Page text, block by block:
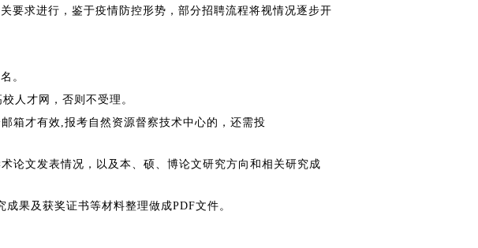
要求进行，鉴于疫情防控形势，部分招聘流程将视情况逐步开
。
人才网，否则不受理。
箱才有效,报考自然资源督察技术中心的，还需投
论文发表情况，以及本、硕、博论文研究方向和相关研究成
果及获奖证书等材料整理做成PDF文件。